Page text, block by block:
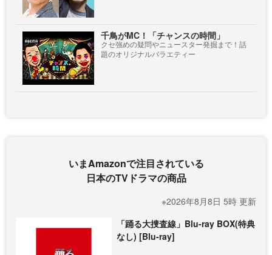
千鳥がMC！「チャンスの時間」
クセ強めの疑問やニュースター発掘まで！話
題のオリジナルバラエティー
いまAmazonで注目されている
日本のTVドラマの商品
※2026年8月8日 5時 更新
「踊る大捜査線」Blu-ray BOX(特典
なし) [Blu-ray]